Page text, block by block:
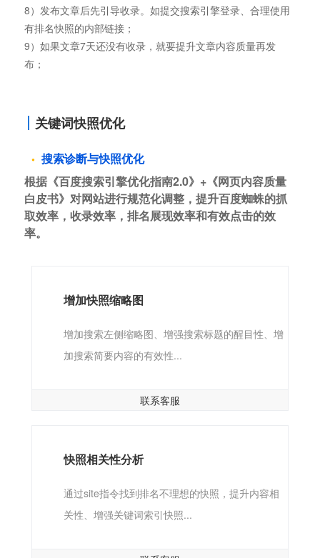
8）发布文章后先引导收录。如提交搜索引擎登录、合理使用
有排名快照的内部链接；
9）如果文章7天还没有收录，就要提升文章内容质量再发
布；
关键词快照优化
搜索诊断与快照优化
根据《百度搜索引擎优化指南2.0》+《网页内容质量
白皮书》对网站进行规范化调整，提升百度蜘蛛的抓
取效率，收录效率，排名展现效率和有效点击的效
率。
增加快照缩略图
增加搜索左侧缩略图、增强搜索标题的醒目性、增
加搜索简要内容的有效性...
联系客服
快照相关性分析
通过site指令找到排名不理想的快照，提升内容相
关性、增强关键词索引快照...